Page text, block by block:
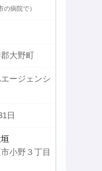
の病院で）
大野町
ージェンシ
日
小野３丁目